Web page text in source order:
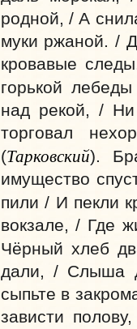
родной, / А
муки ржаной. /
кровавые
горькой
над рекой, /
торговал
(Тарковский).
имущество
пили / И пекли
вокзале, / Где
Чёрный хлеб
дали, / Слыша
сыпьте в
зависти